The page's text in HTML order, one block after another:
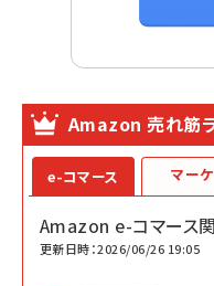
Amazon 売れ筋
e-コマース
Amazon e-コマース
更新日時：2026/06/26 19:05
マーケ